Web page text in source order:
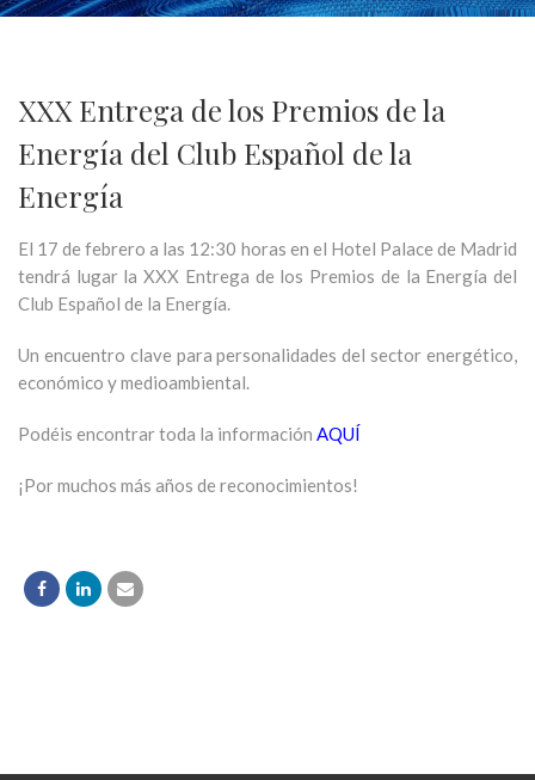
XXX Entrega de los Premios de la
Energía del Club Español de la
Energía
El 17 de febrero a las 12:30 horas en el Hotel Palace de Madrid
tendrá lugar la XXX Entrega de los Premios de la Energía del
Club Español de la Energía.
Un encuentro clave para personalidades del sector energético,
económico y medioambiental.
Podéis encontrar toda la información AQUÍ
¡Por muchos más años de reconocimientos!